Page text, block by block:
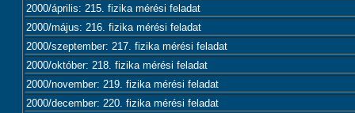
2000/április: 215. fizika mérési feladat
2000/május: 216. fizika mérési feladat
2000/szeptember: 217. fizika mérési feladat
2000/október: 218. fizika mérési feladat
2000/november: 219. fizika mérési feladat
2000/december: 220. fizika mérési feladat